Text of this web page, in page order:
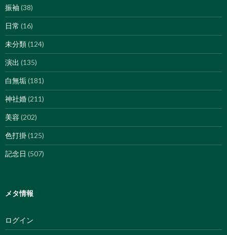
振袖 (38)
日常 (16)
未分類(124)
演出 (135)
白無垢(181)
神社婚(211)
美容 (202)
色打掛(125)
記念日 (507)
メタ情報
ログイン